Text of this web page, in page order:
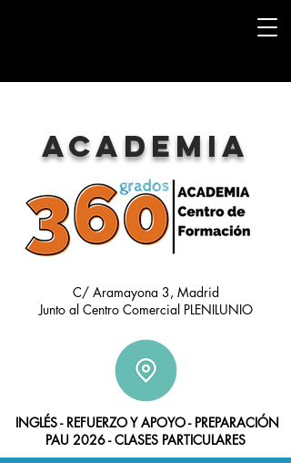
ACADEMIA
C/ Aramayona 3, Madrid
Junto al Centro Comercial PLENILUNIO
INGLÉS - REFUERZO Y APOYO - PREPARACIÓN
PAU 2026 -CLASES PARTICULARES